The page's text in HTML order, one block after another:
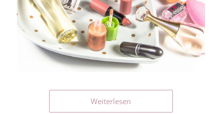
Weiterlesen